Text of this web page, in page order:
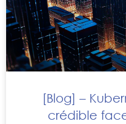
[Blog] –
crédible